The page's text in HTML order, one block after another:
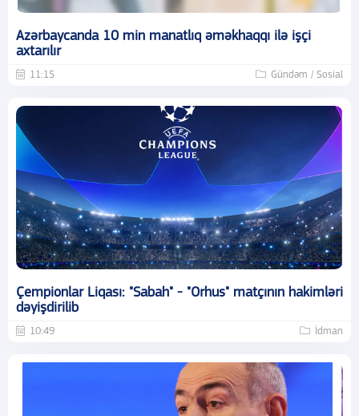
Azərbaycanda 10 min manatlıq əməkhaqqı ilə işçi
axtarılır
11:15 Gündəm / Sosial
Çempionlar Liqası: "Sabah" - "Orhus" matçının hakimləri
dəyişdirilib
10:49 İdman